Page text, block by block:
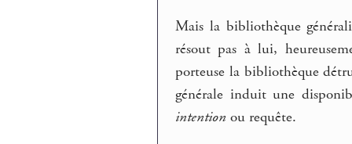
Mais la bibliothèque
résout pas à lui,
porteuse la bibliothèque
générale induit une
intention ou requête.